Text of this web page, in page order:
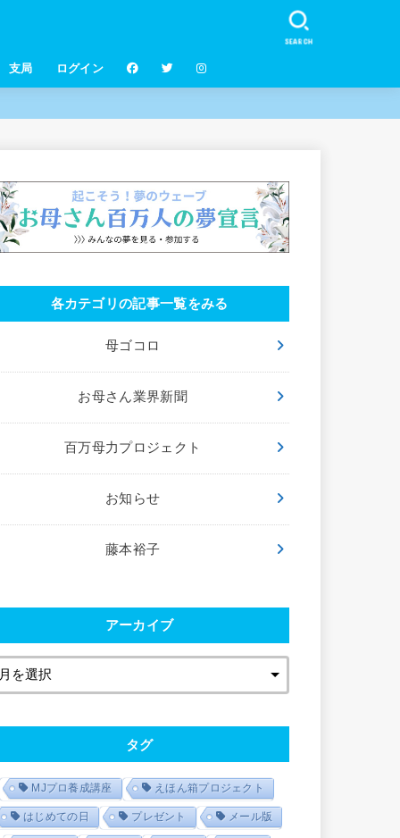
支局 ログイン
SEARCH
各カテゴリの記事一覧をみる
母ゴコロ
お母さん業界新聞
百万母力プロジェクト
お知らせ
藤本裕子
アーカイブ
タグ
MJプロ養成講座 えほん箱プロジェクト
はじめての日 プレゼント メール版